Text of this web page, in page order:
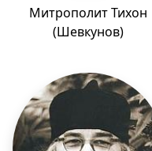
Митрополит Тихон
(Шевкунов)